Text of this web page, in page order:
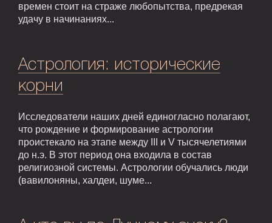
времен стоит на страже любопытства, предрекая
удачу в начинаниях...
Астрология: исторические
корни
Исследователи наших дней единогласно полагают,
что рождение и формирование астрологии
проистекало на этапе между III и V тысячелетиями
до н.э. В этот период она входила в состав
религиозной системы. Астрологии обучались люди
(вавилоняны, халдеи, шуме...